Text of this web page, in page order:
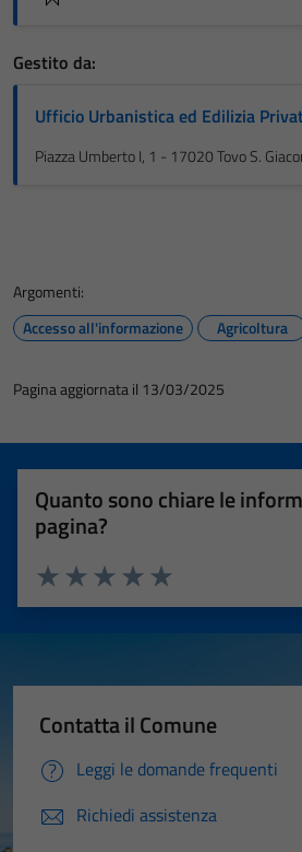
Gestito da:
Ufficio Urbanistica ed Edilizia
Piazza Umberto I, 1 - 17020 Tovo S.
Argomenti:
Accesso all'informazione
Agricoltura
Pagina aggiornata il 13/03/2025
Quanto sono chiare le
pagina?
Valuta 5 stelle su 5
Valuta 4 stelle su 5
Valuta 3 stelle su 5
Valuta 2 stelle su 5
Valuta 1 stelle su 5
Contatta il Comune
Leggi le domande frequenti
Richiedi assistenza